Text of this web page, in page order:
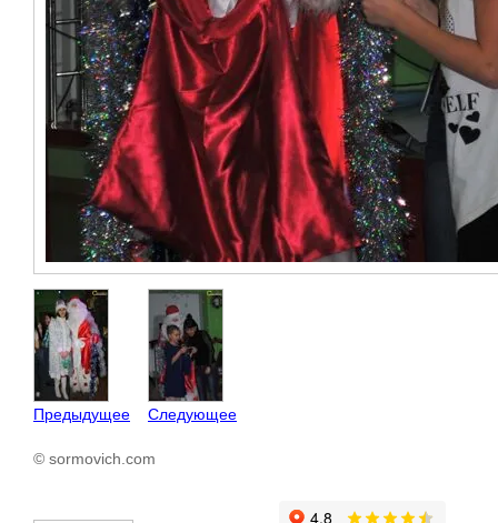
Предыдущее Следующее
© sormovich.com